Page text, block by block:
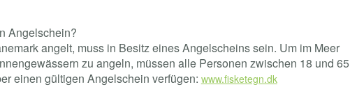
Angelschein?
angelt, muss in Besitz eines Angelscheins sein. Um im Meer
zu angeln, müssen alle Personen zwischen 18 und 65
einen gültigen Angelschein verfügen: www.fisketegn.dk